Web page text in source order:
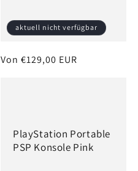
aktuell nicht verfügbar
Normaler
Von €129,00 EUR
PlayStation Portable
PSP Konsole Pink